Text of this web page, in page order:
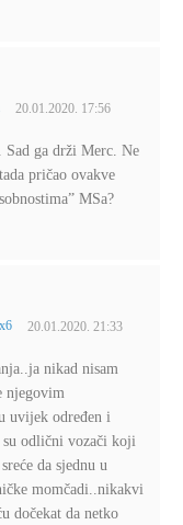
20.01.2020. 17:56
Sad ga drži Merc. Ne
pričao ovakve
MSa?
20.01.2020. 21:33
nikad nisam
njegovim
uvijek određen i
odlični vozači koji
da sjednu u
momčadi..nikakvi
dočekat da netko